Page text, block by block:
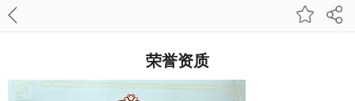
荣誉资质